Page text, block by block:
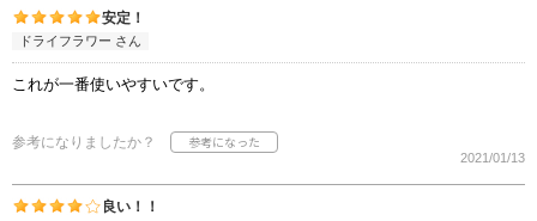
安定！
ドライフラワー さん
これが一番使いやすいです。
参考になりましたか？
2021/01/13
良い！！